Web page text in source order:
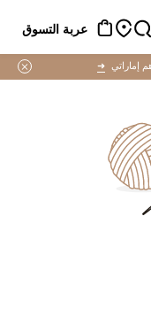
عربة التسوق
➜